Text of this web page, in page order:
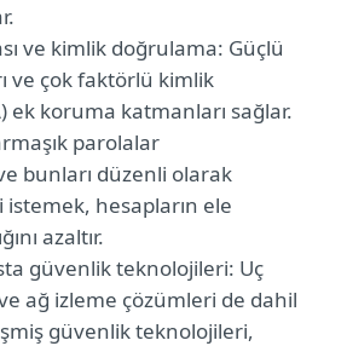
ve kimlik doğrulama: Güçlü
ve çok faktörlü kimlik
ek koruma katmanları sağlar.
parolalar
bunları düzenli olarak
hesapların ele
azaltır.
güvenlik teknolojileri: Uç
ağ izleme çözümleri de dahil
güvenlik teknolojileri,